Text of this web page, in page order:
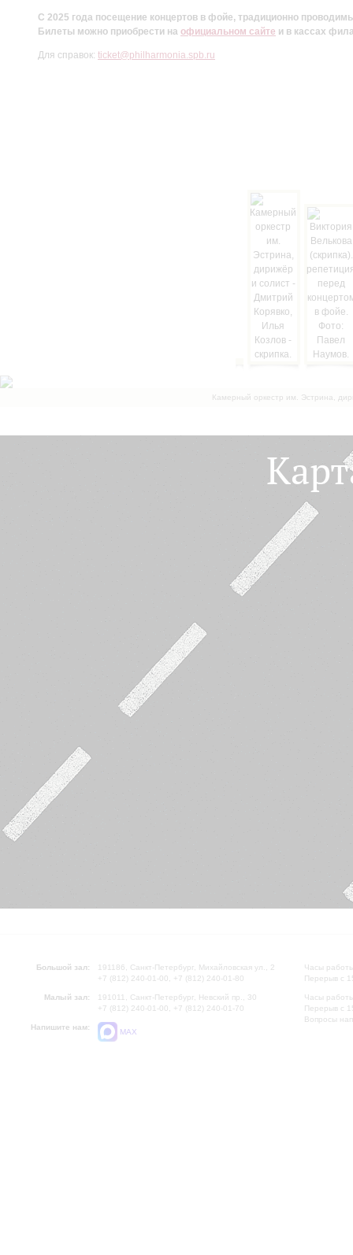
С 2025 года посещение концертов в фойе, традиционно
Билеты можно приобрести на официальном сайте и в кассах
Для справок: ticket@philharmonia.spb.ru
Камерный оркестр им. Эстрина,
Большой зал:
191186, Санкт-Петербург, Михайловская ул., 2
+7 (812) 240-01-00, +7 (812) 240-01-80
Малый зал:
191011, Санкт-Петербург, Невский пр., 30
+7 (812) 240-01-00, +7 (812) 240-01-70
Напишите нам:
MAX
Часы
Перерыв с
Часы
Перерыв с
Вопросы